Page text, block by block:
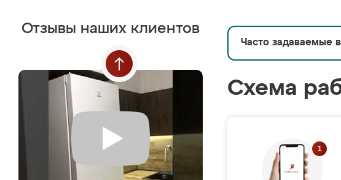
Отзывы наших клиентов
Часто задаваемые
Схема